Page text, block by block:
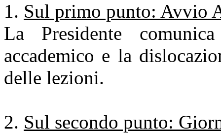
Sul primo punto: Avvio
La Presidente
accademico e la
delle lezioni.
Sul secondo punto: